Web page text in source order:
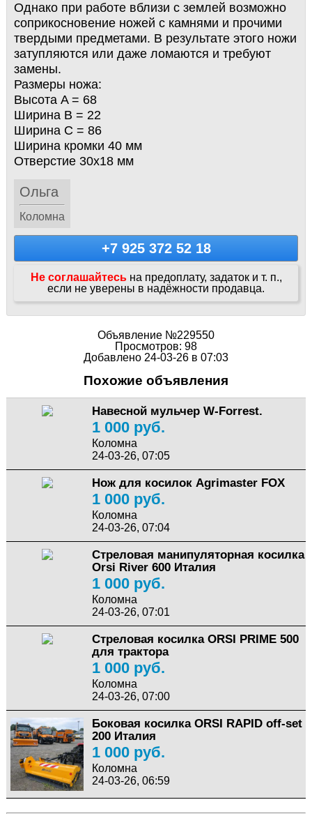
Однако при работе вблизи с землей возможно
соприкосновение ножей с камнями и прочими
твердыми предметами. В результате этого ножи
затупляются или даже ломаются и требуют
замены.
Размеры ножа:
Высота A = 68
Ширина B = 22
Ширина C = 86
Ширина кромки 40 мм
Отверстие 30х18 мм
Ольга
Коломна
+7 925 372 52 18
Не соглашайтесь на предоплату, задаток и т. п.,
если не уверены в надёжности продавца.
Объявление №229550
Просмотров: 98
Добавлено 24-03-26 в 07:03
Похожие объявления
Навесной мульчер W-Forrest.
1 000 руб.
Коломна
24-03-26, 07:05
Нож для косилок Agrimaster FOX
1 000 руб.
Коломна
24-03-26, 07:04
Стреловая манипуляторная косилка
Orsi River 600 Италия
1 000 руб.
Коломна
24-03-26, 07:01
Стреловая косилка ORSI PRIME 500
для трактора
1 000 руб.
Коломна
24-03-26, 07:00
Боковая косилка ORSI RAPID off-set
200 Италия
1 000 руб.
Коломна
24-03-26, 06:59